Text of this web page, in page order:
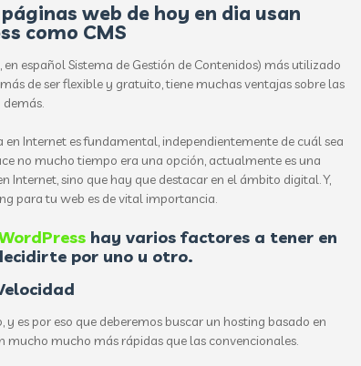
web de hoy en dia usan
como CMS
español Sistema de Gestión de Contenidos) más utilizado
de ser flexible y gratuito, tiene muchas ventajas sobre las
demás.
en Internet es fundamental, independientemente de cuál sea
no mucho tiempo era una opción, actualmente es una
Internet, sino que hay que destacar en el ámbito digital. Y,
para tu web es de vital importancia.
hay varios factores a tener en
por uno u otro.
es por eso que deberemos buscar un hosting basado en
mucho mucho más rápidas que las convencionales.